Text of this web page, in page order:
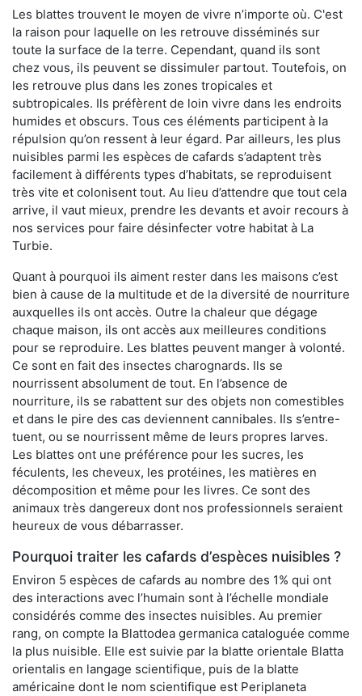
Les blattes trouvent le moyen de vivre n’importe où. C'est
la raison pour laquelle on les retrouve disséminés sur
toute la surface de la terre. Cependant, quand ils sont
chez vous, ils peuvent se dissimuler partout. Toutefois, on
les retrouve plus dans les zones tropicales et
subtropicales. Ils préfèrent de loin vivre dans les endroits
humides et obscurs. Tous ces éléments participent à la
répulsion qu’on ressent à leur égard. Par ailleurs, les plus
nuisibles parmi les espèces de cafards s’adaptent très
facilement à différents types d’habitats, se reproduisent
très vite et colonisent tout. Au lieu d’attendre que tout cela
arrive, il vaut mieux, prendre les devants et avoir recours à
nos services pour faire désinfecter votre habitat à La
Turbie.
Quant à pourquoi ils aiment rester dans les maisons c’est
bien à cause de la multitude et de la diversité de nourriture
auxquelles ils ont accès. Outre la chaleur que dégage
chaque maison, ils ont accès aux meilleures conditions
pour se reproduire. Les blattes peuvent manger à volonté.
Ce sont en fait des insectes charognards. Ils se
nourrissent absolument de tout. En l’absence de
nourriture, ils se rabattent sur des objets non comestibles
et dans le pire des cas deviennent cannibales. Ils s’entre-
tuent, ou se nourrissent même de leurs propres larves.
Les blattes ont une préférence pour les sucres, les
féculents, les cheveux, les protéines, les matières en
décomposition et même pour les livres. Ce sont des
animaux très dangereux dont nos professionnels seraient
heureux de vous débarrasser.
Pourquoi traiter les cafards d’espèces nuisibles ?
Environ 5 espèces de cafards au nombre des 1% qui ont
des interactions avec l’humain sont à l’échelle mondiale
considérés comme des insectes nuisibles. Au premier
rang, on compte la Blattodea germanica cataloguée comme
la plus nuisible. Elle est suivie par la blatte orientale Blatta
orientalis en langage scientifique, puis de la blatte
américaine dont le nom scientifique est Periplaneta